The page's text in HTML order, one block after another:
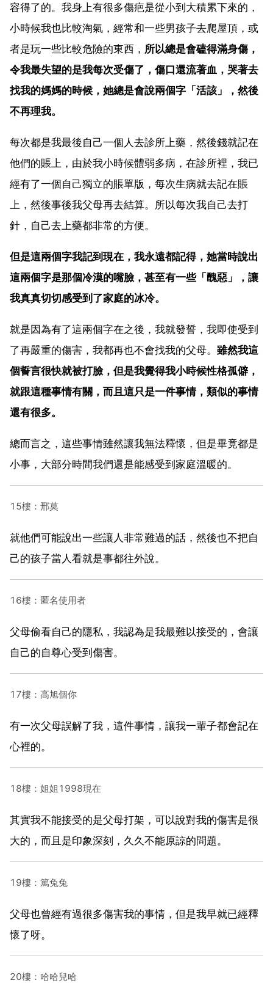
容得了的。我身上有很多傷疤是從小到大積累下來的，
小時候我也比較淘氣，經常和一些男孩子去爬屋頂，或
者是玩一些比較危險的東西， 所以總是會磕得滿身傷，
令我最失望的是我每次受傷了，傷口還流著血，哭著去
找我的媽媽的時候，她總是會說兩個字「活該」，然後
不再理我。
每次都是我最後自己一個人去診所上藥，然後錢就記在
他們的賬上，由於我小時候體弱多病，在診所裡，我已
經有了一個自己獨立的賬單版，每次生病就去記在賬
上，然後事後我父母再去結算。所以每次我自己去打
針，自己去上藥都非常的方便。
但是這兩個字我記到現在，我永遠都記得，她當時說出
這兩個字是那個冷漠的嘴臉，甚至有一些「醜惡」，讓
我真真切切感受到了家庭的冰冷。
就是因為有了這兩個字在之後，我就發誓，我即使受到
了再嚴重的傷害，我都再也不會找我的父母。 雖然我這
個誓言很快就被打臉，但是我覺得我小時候性格孤僻，
就跟這種事情有關，而且這只是一件事情，類似的事情
還有很多。
總而言之，這些事情雖然讓我無法釋懷，但是畢竟都是
小事，大部分時間我們還是能感受到家庭溫暖的。
15樓：邢莫
就他們可能說出一些讓人非常難過的話，然後也不把自
己的孩子當人看就是事都往外說。
16樓：匿名使用者
父母偷看自己的隱私，我認為是我最難以接受的，會讓
自己的自尊心受到傷害。
17樓：高旭個你
有一次父母誤解了我，這件事情，讓我一輩子都會記在
心裡的。
18樓：姐姐1998現在
其實我不能接受的是父母打架，可以說對我的傷害是很
大的，而且是印象深刻，久久不能原諒的問題。
19樓：篤兔兔
父母也曾經有過很多傷害我的事情，但是我早就已經釋
懷了呀。
20樓：哈哈兒哈